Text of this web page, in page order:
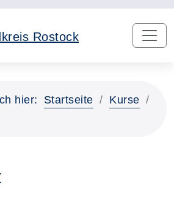
hier: Startseite
Kurse